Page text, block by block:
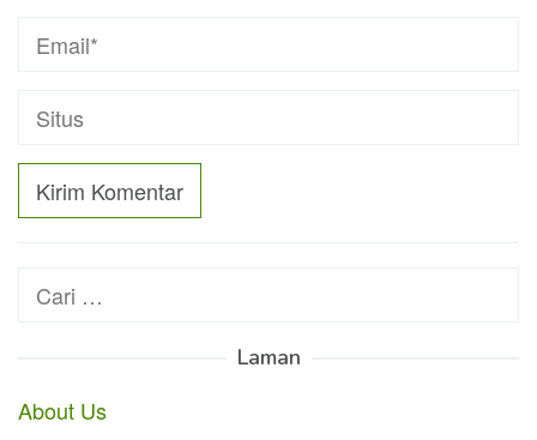
Cari
Laman
About Us